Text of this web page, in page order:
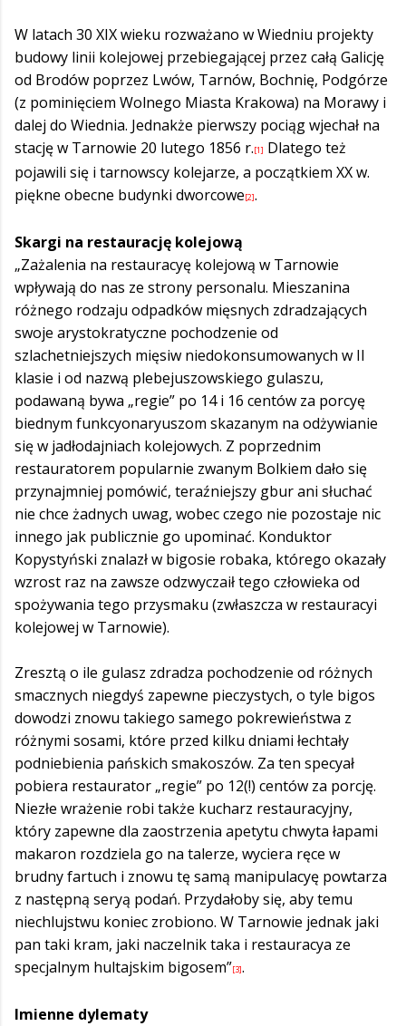
W latach 30 XIX wieku rozważano w Wiedniu projekty
budowy linii kolejowej przebiegającej przez całą Galicję
od Brodów poprzez Lwów, Tarnów, Bochnię, Podgórze
(z pominięciem Wolnego Miasta Krakowa) na Morawy i
dalej do Wiednia. Jednakże pierwszy pociąg wjechał na
stację w Tarnowie 20 lutego 1856 r.[1] Dlatego też
pojawili się i tarnowscy kolejarze, a początkiem XX w.
piękne obecne budynki dworcowe[2].
Skargi na restaurację kolejową
„Zażalenia na restauracyę kolejową w Tarnowie
wpływają do nas ze strony personalu. Mieszanina
różnego rodzaju odpadków mięsnych zdradzających
swoje arystokratyczne pochodzenie od
szlachetniejszych mięsiw niedokonsumowanych w II
klasie i od nazwą plebejuszowskiego gulaszu,
podawaną bywa „regie” po 14 i 16 centów za porcyę
biednym funkcyonaryuszom skazanym na odżywianie
się w jadłodajniach kolejowych. Z poprzednim
restauratorem popularnie zwanym Bolkiem dało się
przynajmniej pomówić, teraźniejszy gbur ani słuchać
nie chce żadnych uwag, wobec czego nie pozostaje nic
innego jak publicznie go upominać. Konduktor
Kopystyński znalazł w bigosie robaka, którego okazały
wzrost raz na zawsze odzwyczaił tego człowieka od
spożywania tego przysmaku (zwłaszcza w restauracyi
kolejowej w Tarnowie).
Zresztą o ile gulasz zdradza pochodzenie od różnych
smacznych niegdyś zapewne pieczystych, o tyle bigos
dowodzi znowu takiego samego pokrewieństwa z
różnymi sosami, które przed kilku dniami łechtały
podniebienia pańskich smakoszów. Za ten specyał
pobiera restaurator „regie” po 12(!) centów za porcję.
Niezłe wrażenie robi także kucharz restauracyjny,
który zapewne dla zaostrzenia apetytu chwyta łapami
makaron rozdziela go na talerze, wyciera ręce w
brudny fartuch i znowu tę samą manipulacyę powtarza
z następną seryą podań. Przydałoby się, aby temu
niechlujstwu koniec zrobiono. W Tarnowie jednak jaki
pan taki kram, jaki naczelnik taka i restauracya ze
specjalnym hultajskim bigosem”[3].
Imienne dylematy